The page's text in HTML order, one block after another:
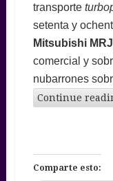
transporte
setenta y
Mitsubishi MRJ
comercial y
nubarrones
Continue
Comparte esto: